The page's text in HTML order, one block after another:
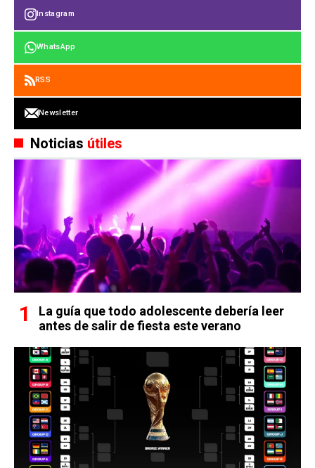
Instagram
WhatsApp
RSS
Newsletter
Noticias útiles
La guía que todo adolescente debería leer
antes de salir de fiesta este verano